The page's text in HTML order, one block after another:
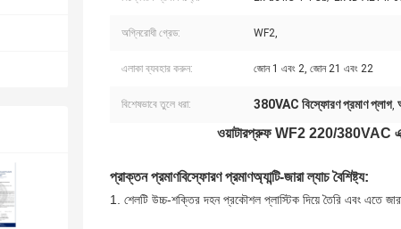
অগ্নিরোধী গ্রেড: WF2,
এলাকা ব্যবহার করুন: জোন 1 এবং 2, জোন 21 এবং 22
বিশেষভাবে তুলে ধরা: 380VAC বিস্ফোরণ প্রমাণ প্লাগ,
ওয়াটারপ্রুফ WF2 220/380VAC
প্রাক্তন প্রমাণবিস্ফোরণ প্রমাণঅ্যান্টি-জারা ল্যাচ বৈশিষ্ট্য:
1. শেলটি উচ্চ-শক্তির দহন প্রকৌশল প্লাস্টিক দিয়ে তৈরি এবং এতে